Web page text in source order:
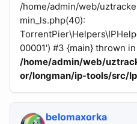
/home/admin/web/
min_ls.php(40):
00001') #3 {main} thrown in
/home/admin/web/
or/longman/ip-tools/src/
belomaxorka